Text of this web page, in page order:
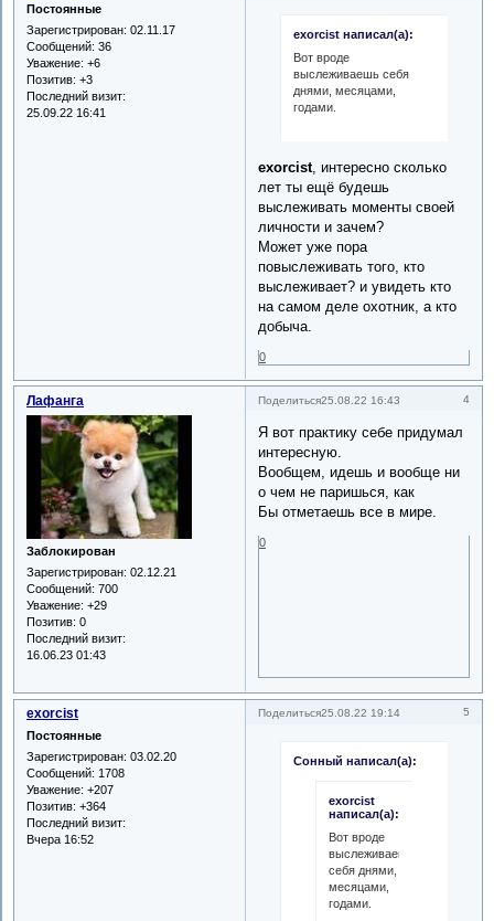
Постоянные
Зарегистрирован: 02.11.17
Сообщений: 36
Уважение: +6
Позитив: +3
Последний визит:
25.09.22 16:41
exorcist написал(а):
Вот вроде
выслеживаешь себя
днями, месяцами,
годами.
exorcist, интересно сколько
лет ты ещё будешь
выслеживать моменты своей
личности и зачем?
Может уже пора
повыслеживать того, кто
выслеживает? и увидеть кто
на самом деле охотник, а кто
добыча.
0
Поделиться 4
25.08.22 16:43
Лафанга
Заблокирован
Зарегистрирован: 02.12.21
Сообщений: 700
Уважение: +29
Позитив: 0
Последний визит:
16.06.23 01:43
Я вот практику себе придумал
интересную.
Вообщем, идешь и вообще ни
о чем не паришься, как
Бы отметаешь все в мире.
0
Поделиться 5
25.08.22 19:14
exorcist
Постоянные
Зарегистрирован: 03.02.20
Сообщений: 1708
Уважение: +207
Позитив: +364
Последний визит:
Вчера 16:52
Сонный написал(а):
exorcist
написал(а):
Вот вроде
выслеживаешь
себя днями,
месяцами,
годами.